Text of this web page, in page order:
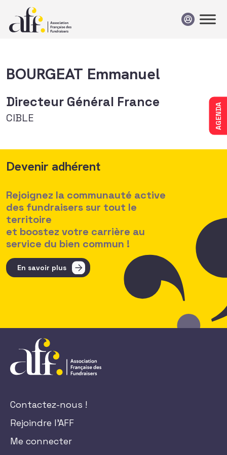
AGENDA
BOURGEAT Emmanuel
Directeur Général France
CIBLE
Devenir adhérent
Rejoignez la communauté active
des fundraisers sur tout le
territoire
et boostez votre carrière au
service du bien commun !
En savoir plus
Contactez-nous !
Rejoindre l'AFF
Me connecter